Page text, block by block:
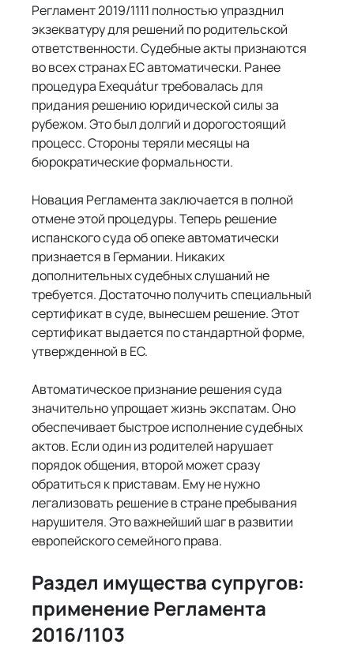
Регламент 2019/1111 полностью упразднил
экзекватуру для решений по родительской
ответственности. Судебные акты признаются
во всех странах ЕС автоматически. Ранее
процедура Exequátur требовалась для
придания решению юридической силы за
рубежом. Это был долгий и дорогостоящий
процесс. Стороны теряли месяцы на
бюрократические формальности.
Новация Регламента заключается в полной
отмене этой процедуры. Теперь решение
испанского суда об опеке автоматически
признается в Германии. Никаких
дополнительных судебных слушаний не
требуется. Достаточно получить специальный
сертификат в суде, вынесшем решение. Этот
сертификат выдается по стандартной форме,
утвержденной в ЕС.
Автоматическое признание решения суда
значительно упрощает жизнь экспатам. Оно
обеспечивает быстрое исполнение судебных
актов. Если один из родителей нарушает
порядок общения, второй может сразу
обратиться к приставам. Ему не нужно
легализовать решение в стране пребывания
нарушителя. Это важнейший шаг в развитии
европейского семейного права.
Раздел имущества супругов:
применение Регламента
2016/1103